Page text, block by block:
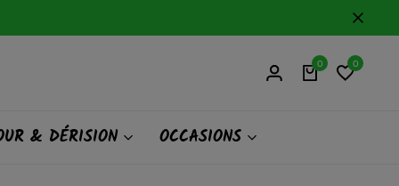
0 0
& DÉRISION OCCASIONS